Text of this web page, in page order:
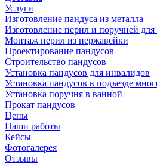
Услуги
Изготовление пандуса из металла
Изготовление перил и поручней
Монтаж перил из нержавейки
Проектирование пандусов
Строительство пандусов
Установка пандусов для инвалидов
Установка пандусов в подъезде
Установка поручня в ванной
Прокат пандусов
Цены
Наши работы
Кейсы
Фотогалерея
Отзывы